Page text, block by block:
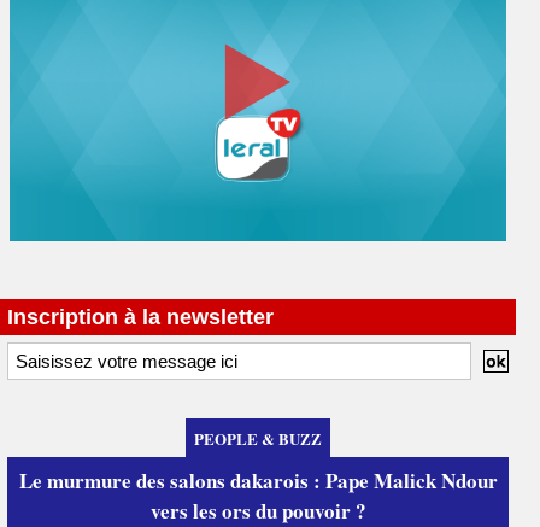
Inscription à la newsletter
PEOPLE & BUZZ
Le murmure des salons dakarois : Pape Malick Ndour
vers les ors du pouvoir ?